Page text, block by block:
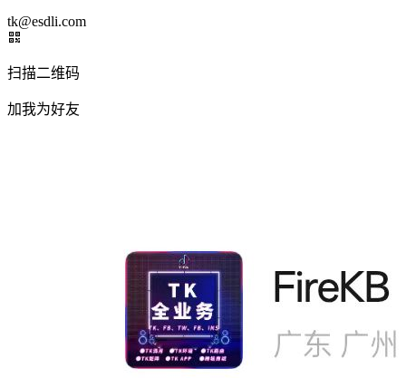
tk@esdli.com
扫描二维码
加我为好友